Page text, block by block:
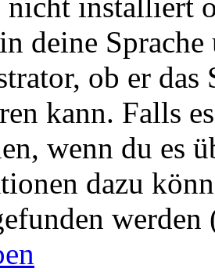
nicht installiert
deine
ob er das
kann. Falls
wenn du es
dazu